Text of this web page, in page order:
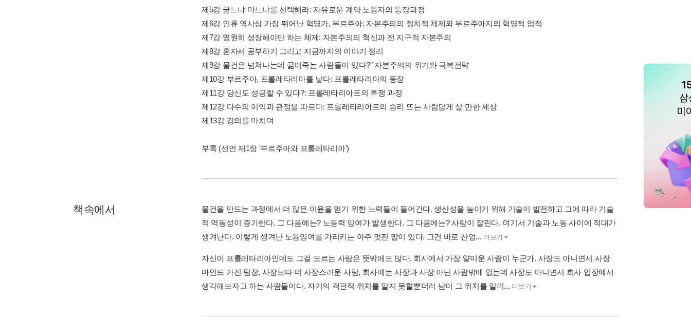
제5강 굶느냐 마느냐를 선택해라: 자유로운 계약 노동자의 등장과정
제6강 인류 역사상 가장 뛰어난 혁명가, 부르주아: 자본주의의 정치적 체제와 부르주아지의 혁명적 업적
제7강 영원히 성장해야만 하는 체제: 자본주의의 혁신과 전 지구적 자본주의
제8강 혼자서 공부하기 그리고 지금까지의 이야기 정리
제9강 물건은 넘쳐나는데 굶어죽는 사람들이 있다?" 자본주의의 위기와 극복전략
제10강 부르주아, 프롤레타리아를 낳다: 프롤레타리아의 등장
제11강 당신도 성공할 수 있다?: 프롤레타리아트의 투쟁 과정
제12강 다수의 이익과 관점을 따르다: 프롤레타리아트의 승리 또는 사람답게 살 만한 세상
제13강 강의를 마치며
부록 (선언 제1장 '부르주아와 프롤레타리아')
책속에서
물건을 만드는 과정에서 더 많은 이윤을 얻기 위한 노력들이 들어간다. 생산성을 높이기 위해 기술이 발전하고 그에 따라 기술
적 역동성이 증가한다. 그 다음에는? 노동력 잉여가 발생한다. 그 다음에는? 사람이 잘린다. 여기서 기술과 노동 사이에 적대가
생겨난다. 이렇게 생겨난 노동잉여를 가리키는 아주 멋진 말이 있다. 그건 바로 산업... 더보기
자신이 프롤레타리아인데도 그걸 모르는 사람은 뜻밖에도 많다. 회사에서 가장 얄미운 사람이 누군가. 사장도 아니면서 사장
마인드 가진 팀장, 사장보다 더 사장스러운 사람, 회사에는 사장과 사장 아닌 사람밖에 없는데 사장도 아니면서 회사 입장에서
생각해보자고 하는 사람들이다. 자기의 객관적 위치를 알지 못할뿐더러 남이 그 위치를 알려... 더보기